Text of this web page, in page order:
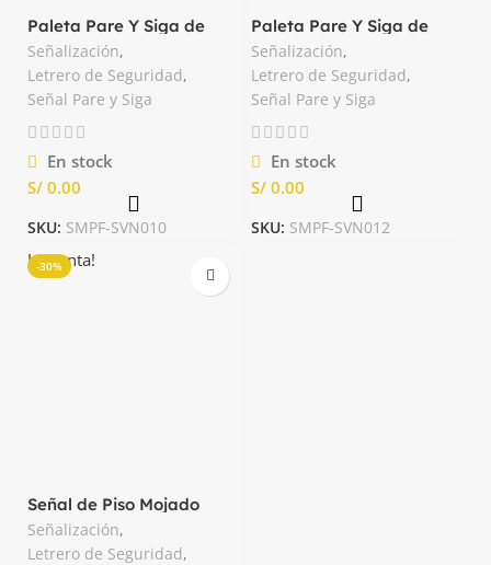
Paleta Pare Y Siga de
Plástico color Blanco
Nacional
Señalización,
Letrero de Seguridad,
Señal Pare y Siga
En stock
S/
SKU: SMPF-SVN010
Paleta Pare Y Siga de
Plástico Económico
Señalización,
Letrero de Seguridad,
Señal Pare y Siga
En stock
S/
SKU: SMPF-SVN012
-30%
La venta!
Señal de Piso Mojado
Astara
Señalización,
Letrero de Seguridad,